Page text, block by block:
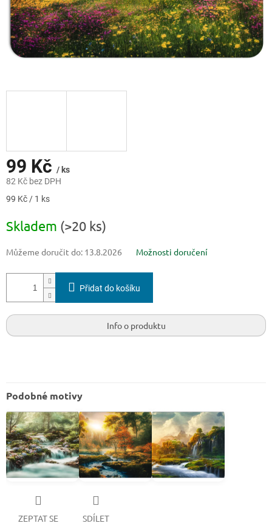
99 Kč / ks
82 Kč bez DPH
Měrná
99 Kč / 1 ks
Skladem (>20 ks)
Můžeme doručit do: 13.8.2026 Možnosti doručení
Přidat do košíku
Info o produktu
Podobné motivy
ZEPTAT SE SDÍLET